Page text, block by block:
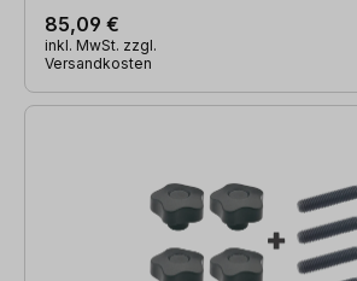
85,09 €
inkl. MwSt. zzgl.
Versandkosten